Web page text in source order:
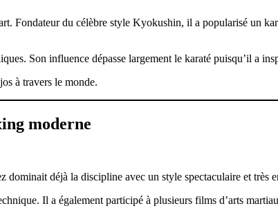
Fondateur du célèbre style Kyokushin, il a popularisé un
Son influence dépasse largement le karaté puisqu’il a
à travers le monde.
moderne
déjà la discipline avec un style spectaculaire et très
Il a également participé à plusieurs films d’arts